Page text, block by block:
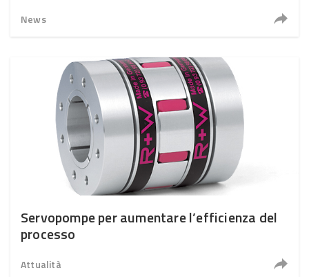
News
Servopompe per aumentare l’efficienza del
processo
Attualità